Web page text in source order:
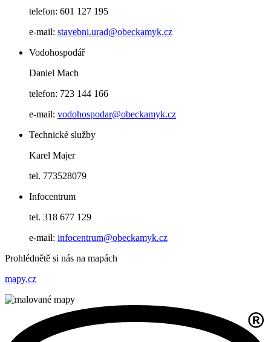
telefon: 601 127 195
e-mail: stavebni.urad@obeckamyk.cz
Vodohospodář
Daniel Mach
telefon: 723 144 166
e-mail: vodohospodar@obeckamyk.cz
Technické služby
Karel Majer
tel. 773528079
Infocentrum
tel. 318 677 129
e-mail: infocentrum@obeckamyk.cz
Prohlédnětě si nás na mapách
mapy.cz